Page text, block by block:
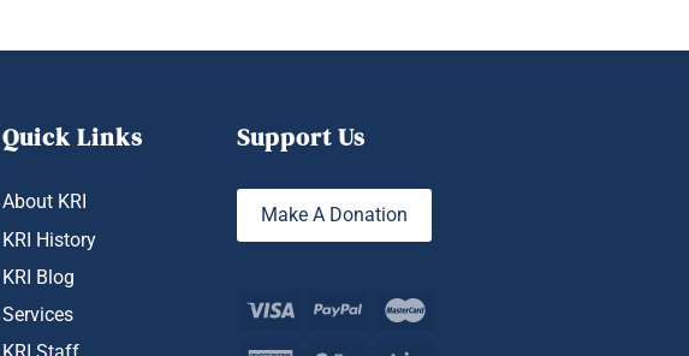
Quick Links
About KRI
KRI History
KRI Blog
Services
Support Us
Make A Donation